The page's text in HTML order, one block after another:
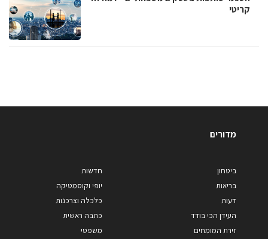
קריטי
מדורים
ביטחון
בריאות
דעות
העידן הכי בודד
זירת המומחים
חדשות
יופי וקוסמטיקה
כלכלה וצרכנות
כתבה ראשית
משפטי